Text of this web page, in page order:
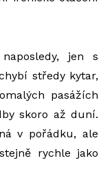
jen s
středy kytar,
pasážích
skoro až duní.
v pořádku, ale
rychle jako